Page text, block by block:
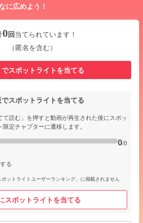
に広めよう！
0回当てられています！
（匿名を含む）
スポットライトを当てる
スポットライトを当てる
て読む」を押すと動画が再生された後にスポッ
限定チャプターに遷移します。
0/0
る
ットライトユーザーランキング」に掲載されません
スポットライトを当てる